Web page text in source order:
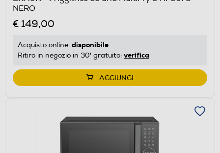
NERO
€ 149,00
Acquisto online: disponibile
Ritiro in negozio in 30' gratuito: verifica
AGGIUNGI